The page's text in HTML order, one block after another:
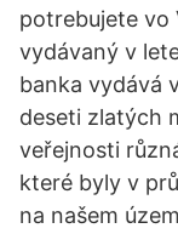
potrebujete vo
vydávaný v
banka vydává
deseti zlatých
veřejnosti
které byly v
na našem